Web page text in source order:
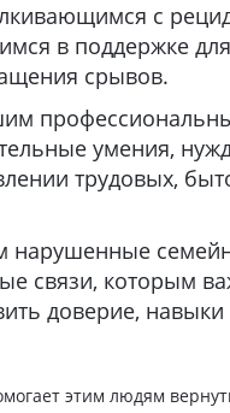
с
в поддержке для
срывов.
умения,
трудовых,
связи, которым
доверие,
этим людям